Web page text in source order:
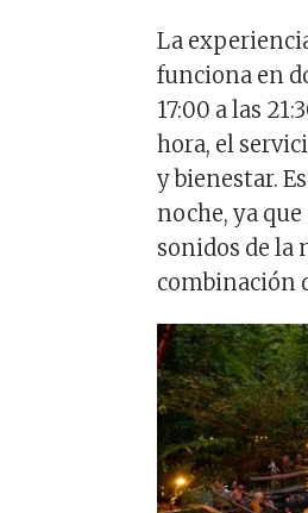
La
funciona en
17:00 a las
hora, el
y bienestar.
noche, ya
sonidos de la
combinación